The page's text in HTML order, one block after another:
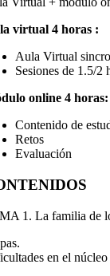
virtual 4 horas :
Aula Virtual
Sesiones de 1.5/2
online 4 horas:
Contenido de
Retos
Evaluación
1. La familia de
en el